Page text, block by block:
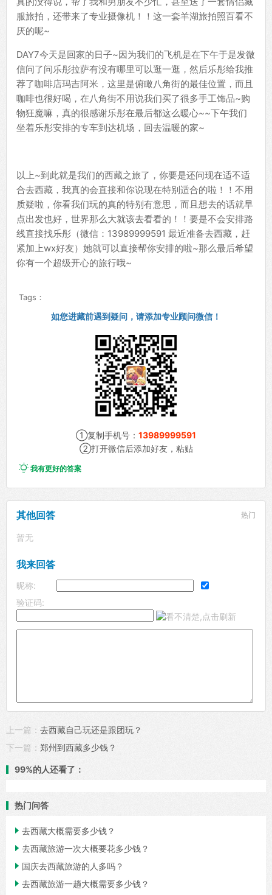
服旅拍，还带来了专业摄像机！！这一套羊湖旅拍照百看不
厌的呢~
DAY7今天是回家的日子~因为我们的飞机是在下午于是发微
信问了问乐彤拉萨有没有哪里可以逛一逛，然后乐彤给我推
荐了咖啡店玛吉阿米，这里是俯瞰八角街的最佳位置，而且
咖啡也很好喝，在八角街不用说我们买了很多手工饰品~购
物狂魔嘛，真的很感谢乐彤在最后都这么暖心~~下午我们
坐着乐彤安排的专车到达机场，回去温暖的家~
以上~到此就是我们的西藏之旅了，你要是还问现在适不适
合去西藏，我真的会直接和你说现在特别适合的啦！！不用
质疑啦，你看我们玩的真的特别有意思，而且想去的话就早
点出发也好，世界那么大就该去看看的！！要是不会安排路
线直接找乐彤（微信：13989999591 最近准备去西藏，赶
紧加上wx好友）她就可以直接帮你安排的啦~那么最后希望
你有一个超级开心的旅行哦~
Tags：
如您进藏前遇到疑问，请添加专业顾问微信！
①复制手机号： 13989999591
②打开微信后添加好友，粘贴
我有更好的答案
其他回答 热门
暂无
我来回答
昵称:
验证码:
上一篇： 去西藏自己玩还是跟团玩？
下一篇： 郑州到西藏多少钱？
99%的人还看了：
热门问答
 去西藏大概需要多少钱？
 去西藏旅游一次大概要花多少钱？
 国庆去西藏旅游的人多吗？
 去西藏旅游一趟大概需要多少钱？